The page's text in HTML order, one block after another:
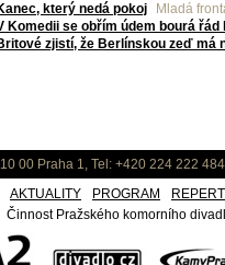
který nedá pokoj
Mladá
Komedii se obřím údem bourá
zjistí, že Berlínskou zeď má
00 Praha 1, Tel: +420 224 222
AKTUALITY
PROGRAM
Činnost Pražského komorního